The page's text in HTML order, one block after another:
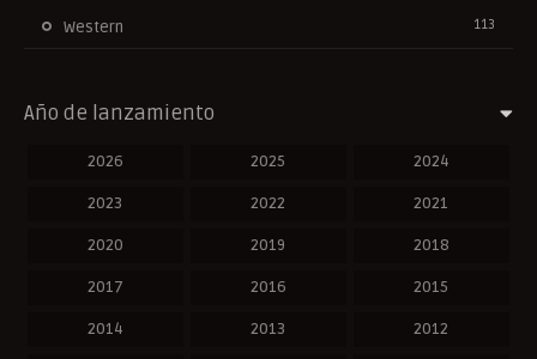
Western 113
Año de lanzamiento
2026 2025 2024
2023 2022 2021
2020 2019 2018
2017 2016 2015
2014 2013 2012